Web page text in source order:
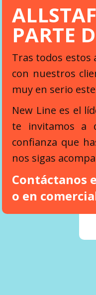
PARTE
Tras todos
con nuestros
muy en serio
New Line es el
te invitamos a
confianza que
nos sigas
Contáctanos
o en